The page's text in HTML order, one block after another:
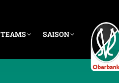
TEAMS SAISON